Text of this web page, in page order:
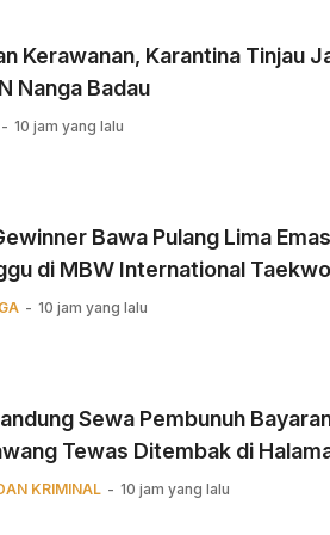
Kerawanan, Karantina Tinjau
Nanga Badau
10 jam yang lalu
Bawa Pulang Lima
di MBW International
10 jam yang lalu
Sewa Pembunuh
Tewas Ditembak di
KRIMINAL 10 jam yang lalu